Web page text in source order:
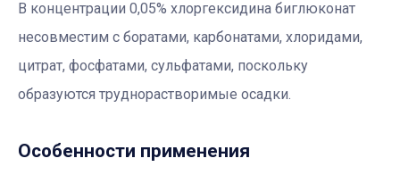
В концентрации 0,05% хлоргексидина биглюконат
несовместим с боратами, карбонатами, хлоридами,
цитрат, фосфатами, сульфатами, поскольку
образуются труднорастворимые осадки.
Особенности применения